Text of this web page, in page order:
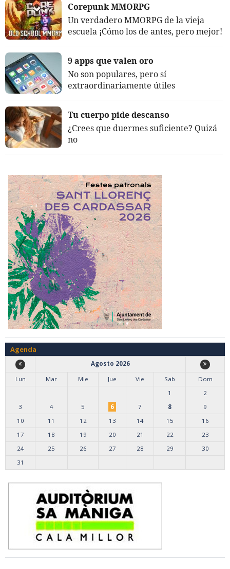
Corepunk MMORPG
Un verdadero MMORPG de la vieja
escuela ¡Cómo los de antes, pero mejor!
9 apps que valen oro
No son populares, pero sí
extraordinariamente útiles
Tu cuerpo pide descanso
¿Crees que duermes suficiente? Quizá
no
Agenda
Agosto 2026
Lun
Mar Mie Jue Vie Sab
Dom
1
2
3
4 5 6 7 8
9
10
11 12 13 14 15
16
17
18 19 20 21 22
23
24
25 26 27 28 29
30
31